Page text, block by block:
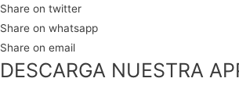
Share on twitter
Share on whatsapp
Share on email
DESCARGA NUESTRA